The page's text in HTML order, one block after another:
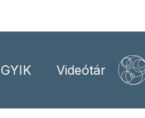
GYIK Videótár